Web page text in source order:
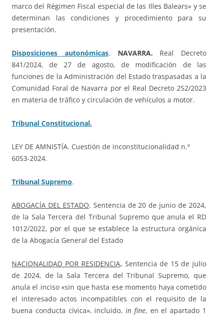
marco del Régimen Fiscal especial de las Illes Balears» y se
determinan las condiciones y procedimiento para su
presentación.
Disposiciones autonómicas. NAVARRA. Real Decreto
841/2024, de 27 de agosto, de modificación de las
funciones de la Administración del Estado traspasadas a la
Comunidad Foral de Navarra por el Real Decreto 252/2023
en materia de tráfico y circulación de vehículos a motor.
Tribunal Constitucional.
LEY DE AMNISTÍA. Cuestión de inconstitucionalidad n.º
6053-2024.
Tribunal Supremo.
ABOGACÍA DEL ESTADO. Sentencia de 20 de junio de 2024,
de la Sala Tercera del Tribunal Supremo que anula el RD
1012/2022, por el que se establece la estructura orgánica
de la Abogacía General del Estado
NACIONALIDAD POR RESIDENCIA. Sentencia de 15 de julio
de 2024, de la Sala Tercera del Tribunal Supremo, que
anula el inciso «sin que hasta ese momento haya cometido
el interesado actos incompatibles con el requisito de la
buena conducta cívica», incluido,in fine, en el apartado 1